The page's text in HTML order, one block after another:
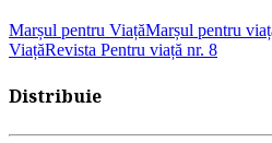
Marșul pentru ViațăMarșul pentru
ViațăRevista Pentru viață nr. 8
Distribuie